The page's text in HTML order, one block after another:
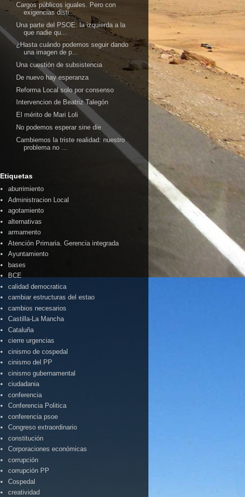
Cargos públicos iguales. Pero con
exigencias disti...
Una parte del PSOE: la izquierda a la
que nadie qu...
¿Hasta cuándo podemos seguir dando
una imagen de p...
Una cuestión de subsistencia
De nuevo hay esperanza
Reforma Local solo por consenso
Intervencion de Beatriz Talegón
El mérito de Mari Loli
No podemos esperar sine die
Cambiemos la triste realidad: nuestro
problema no ...
Etiquetas
aburrimiento
Administracion Local
agotamiento
alternativas
armamento
Atención Primaria. Gerencia integrada
Ayuntamiento
bases
BCE
calidad democratica
cambiar estructuras del estao
cambios necesarios
Castilla-La Mancha
Cataluña
cierre urgencias
cinismo de cospedal
cinismo del PP
cinismo gubernamental
ciudadania
conferencia
Conferencia Politica
conferencia psoe
Congreso extraordinario
constitución
Corporaciones económicas
corrupción
corrupción PP
Cospedal
creatividad